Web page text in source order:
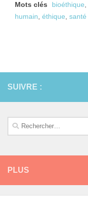
Mots clés bioéthique,
humain, éthique, santé
SUIVRE :
Rechercher :
PLUS